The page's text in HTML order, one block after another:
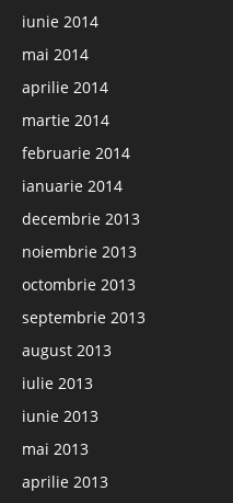
iunie 2014
mai 2014
aprilie 2014
martie 2014
februarie 2014
ianuarie 2014
decembrie 2013
noiembrie 2013
octombrie 2013
septembrie 2013
august 2013
iulie 2013
iunie 2013
mai 2013
aprilie 2013